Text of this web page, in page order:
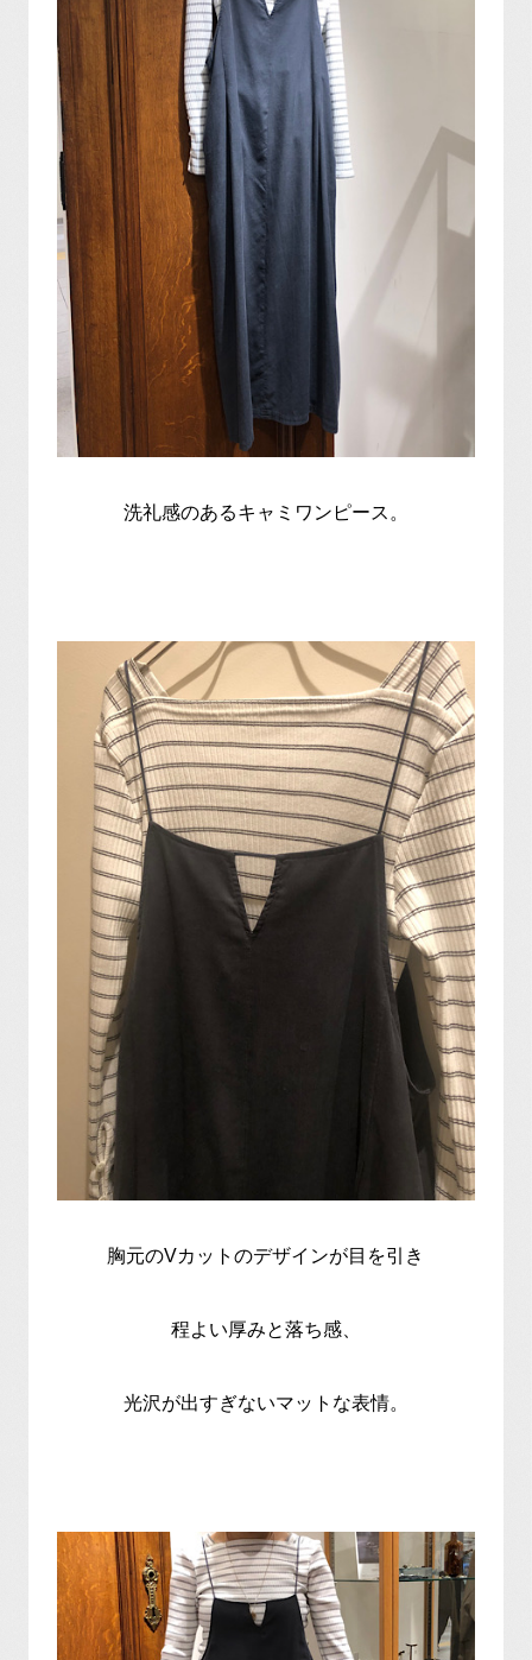
洗礼感のあるキャミワンピース。
胸元のVカットのデザインが目を引き
程よい厚みと落ち感、
光沢が出すぎないマットな表情。